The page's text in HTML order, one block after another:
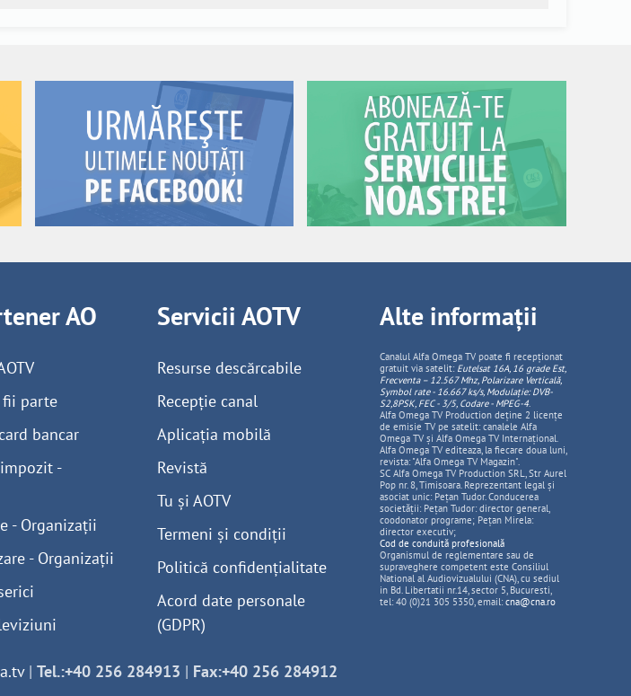
AO
fii parte
bancar
-
- Organizații
- Organizații
Servicii AOTV
Resurse descărcabile
Recepție canal
Aplicația mobilă
Revistă
Tu și AOTV
Termeni și condiții
Politică confidențialitate
Acord date personale
(GDPR)
Alte informații
Canalul Alfa Omega TV poate fi recepționat
gratuit via satelit: Eutelsat 16A, 16 grade Est,
Frecventa – 12.567 Mhz, PolarizareVerticală,
Symbol rate - 16.667 ks/s, Modulație: DVB-
S2,8PSK, FEC - 3/5, Codare - MPEG-4.
Alfa Omega TV Production deține 2 licențe
de emisie TV pe satelit: canalele Alfa
Omega TV și Alfa Omega TV Internațional.
Alfa Omega TV editeaza, la fiecare doua luni,
revista: "Alfa Omega TV Magazin".
SC Alfa Omega TV Production SRL, Str Aurel
Pop nr. 8, Timisoara. Reprezentant legal și
asociat unic: Pețan Tudor. Conducerea
societății: Pețan Tudor: director general,
coodonator programe; Pețan Mirela:
director executiv;
Cod de conduită profesională
Organismul de reglementare sau de
supraveghere competent este Consiliul
National al Audiovizualului (CNA), cu sediul
in Bd. Libertatii nr.14, sector 5, Bucuresti,
tel: 40 (0)21 305 5350, email: cna@cna.ro
| Tel.:+40 256 284913 | Fax:+40 256 284912